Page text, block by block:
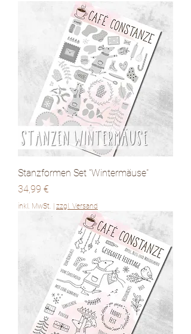
Stanzformen Set "Wintermäuse"
Preis
34,99 €
inkl. MwSt. | zzgl. Versand